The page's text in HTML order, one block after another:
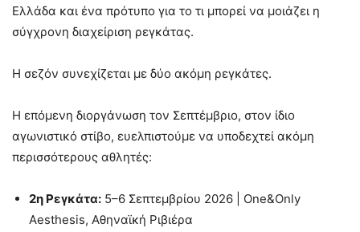
Ελλάδα και ένα πρότυπο για το τι μπορεί να μοιάζει η
σύγχρονη διαχείριση ρεγκάτας.
Η σεζόν συνεχίζεται με δύο ακόμη ρεγκάτες.
Η επόμενη διοργάνωση τον Σεπτέμβριο, στον ίδιο
αγωνιστικό στίβο, ευελπιστούμε να υποδεχτεί ακόμη
περισσότερους αθλητές:
2η Ρεγκάτα: 5–6 Σεπτεμβρίου 2026 | One&Only
Aesthesis, Αθηναϊκή Ριβιέρα